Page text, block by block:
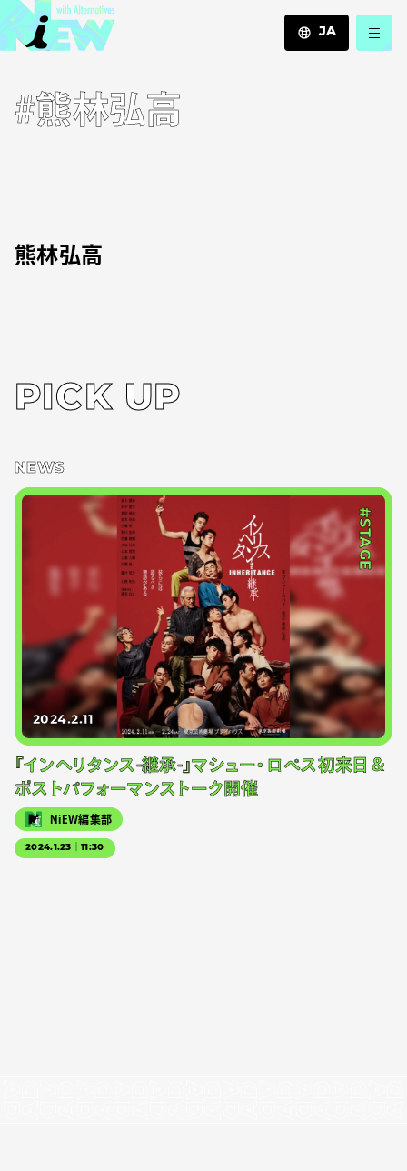
JA
#熊林弘高
熊林弘高
PICK UP
NEWS
#STAGE
2024.2.11
『インヘリタンス-継承-』マシュー・ロペス初来日＆
ポストパフォーマンストーク開催
NiEW編集部
2024.1.23｜11:30